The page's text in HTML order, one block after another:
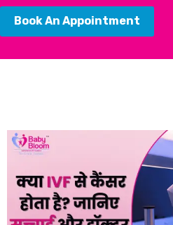
Book An Appointment